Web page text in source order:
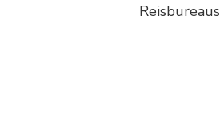
Reisbureaus